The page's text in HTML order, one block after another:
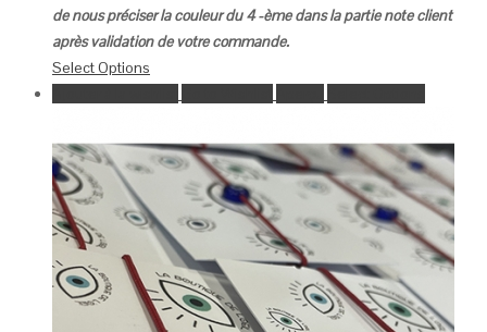
de nous préciser la couleur du 4 -ème dans la partie note client
après validation de votre commande.
Select Options